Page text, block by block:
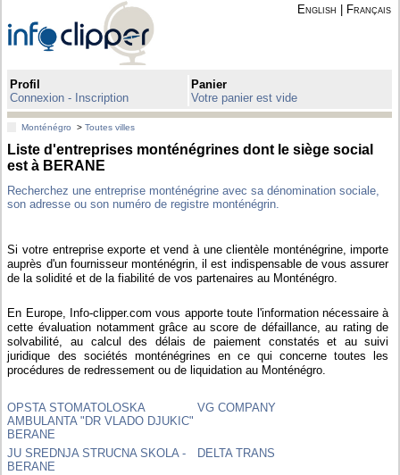
English Français
Profil
Connexion - Inscription
Panier
Votre panier est vide
Monténégro >Toutes villes
Liste d'entreprises monténégrines dont le siège social
est à BERANE
Recherchez une entreprise monténégrine avec sa dénomination sociale,
son adresse ou son numéro de registre monténégrin.
Si votre entreprise exporte et vend à une clientèle monténégrine, importe
auprès d'un fournisseur monténégrin, il est indispensable de vous assurer
de la solidité et de la fiabilité de vos partenaires au Monténégro.
En Europe, Info-clipper.com vous apporte toute l'information nécessaire à
cette évaluation notamment grâce au score de défaillance, au rating de
solvabilité, au calcul des délais de paiement constatés et au suivi
juridique des sociétés monténégrines en ce qui concerne toutes les
procédures de redressement ou de liquidation au Monténégro.
OPSTA STOMATOLOSKA
AMBULANTA "DR VLADO DJUKIC"
BERANE
VG COMPANY
JU SREDNJA STRUCNA SKOLA -
BERANE
DELTA TRANS